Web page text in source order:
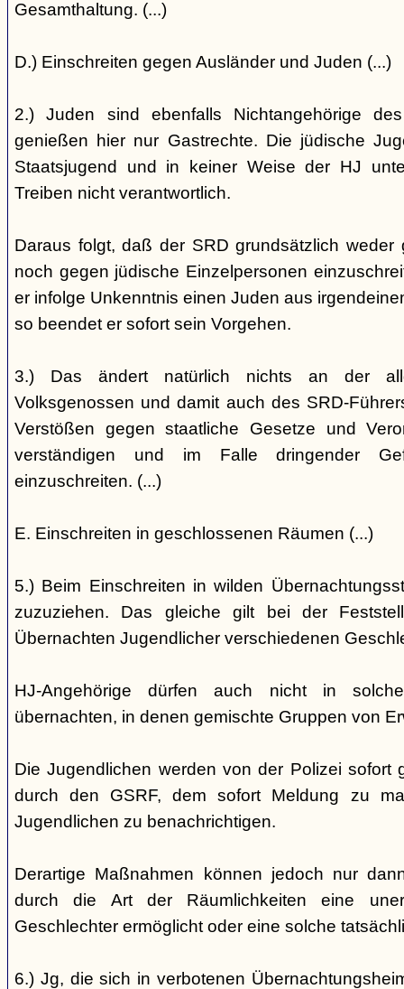
Gesamthaltung. (...)
D.) Einschreiten gegen Ausländer und Juden (...)
2.) Juden sind ebenfalls Nichtangehörige
genießen hier nur Gastrechte. Die jüdische
Staatsjugend und in keiner Weise der HJ
Treiben nicht verantwortlich.
Daraus folgt, daß der SRD grundsätzlich weder
noch gegen jüdische Einzelpersonen
er infolge Unkenntnis einen Juden aus
so beendet er sofort sein Vorgehen.
3.) Das ändert natürlich nichts an der
Volksgenossen und damit auch des SRD-
Verstößen gegen staatliche Gesetze und
verständigen und im Falle dringender
einzuschreiten. (...)
E. Einschreiten in geschlossenen Räumen (...)
5.) Beim Einschreiten in wilden
zuzuziehen. Das gleiche gilt bei der
Übernachten Jugendlicher verschiedenen
HJ-Angehörige dürfen auch nicht in
übernachten, in denen gemischte Gruppen von
Die Jugendlichen werden von der Polizei sofort
durch den GSRF, dem sofort Meldung zu
Jugendlichen zu benachrichtigen.
Derartige Maßnahmen können jedoch nur
durch die Art der Räumlichkeiten eine
Geschlechter ermöglicht oder eine solche
6.) Jg, die sich in verbotenen